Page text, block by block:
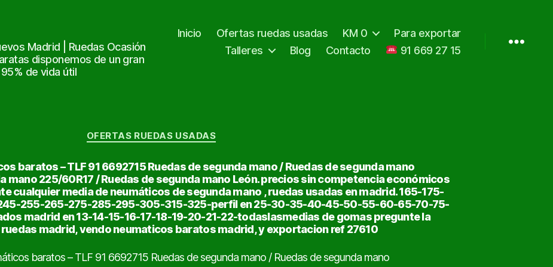
Madrid | Ruedas Ocasión
disponemos de un gran
de vida útil
Inicio Ofertas ruedas usadas KM 0
Para exportar
Talleres
Blog Contacto 91 669 27 15
Categorías
OFERTAS RUEDAS USADAS
baratos – TLF 91 6692715 Ruedas de segunda mano / Ruedas de segunda mano
mano 225/60R17 / Ruedas de segunda mano León. precios sin competencia económicos
cualquier media de neumáticos de segunda mano , ruedas usadas en madrid. 165-175-
255-265-275-285-295-305-315-325-perfil en 25-30-35-40-45-50-55-60-65-70-75-
madrid en 13-14-15-16-17-18-19-20-21-22-todaslasmedias de gomas pregunte la
madrid, vendo neumaticos baratos madrid, y exportacion ref 27610
baratos – TLF 91 6692715 Ruedas de segunda mano / Ruedas de segunda mano